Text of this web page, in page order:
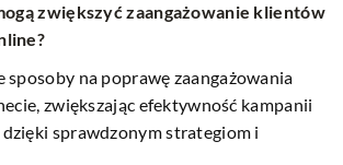
zwiększyć zaangażowanie klientów
sposoby na poprawę zaangażowania
zwiększając efektywność kampanii
sprawdzonym strategiom i